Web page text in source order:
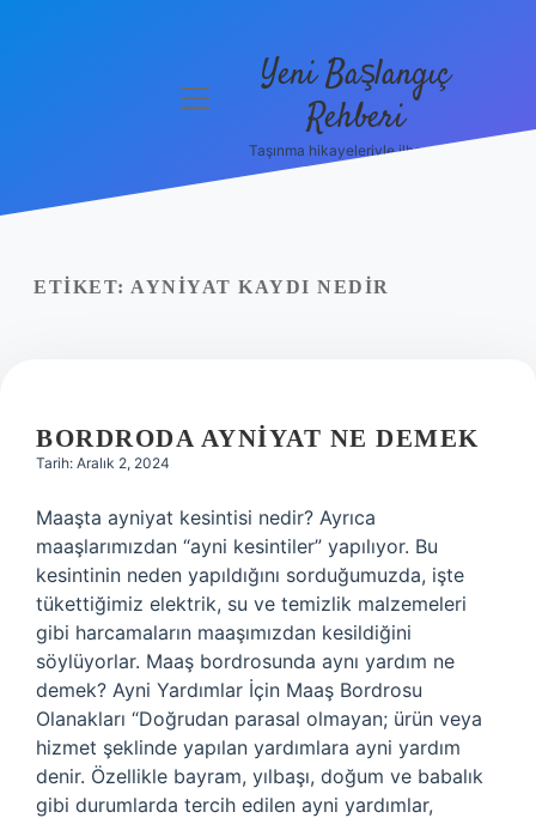
Politikası
menüyü
Yeni Başlangıç
Rehberi
Taşınma hikayeleriyle ilham bul!
ETIKET: AYNIYAT KAYDI NEDIR
BORDRODA AYNIYAT NE DEMEK
Tarih: Aralık 2, 2024
Maaşta ayniyat kesintisi nedir? Ayrıca
maaşlarımızdan “ayni kesintiler” yapılıyor. Bu
kesintinin neden yapıldığını sorduğumuzda, işte
tükettiğimiz elektrik, su ve temizlik malzemeleri
gibi harcamaların maaşımızdan kesildiğini
söylüyorlar. Maaş bordrosunda aynı yardım ne
demek? Ayni Yardımlar İçin Maaş Bordrosu
Olanakları “Doğrudan parasal olmayan; ürün veya
hizmet şeklinde yapılan yardımlara ayni yardım
denir. Özellikle bayram, yılbaşı, doğum ve babalık
gibi durumlarda tercih edilen ayni yardımlar,